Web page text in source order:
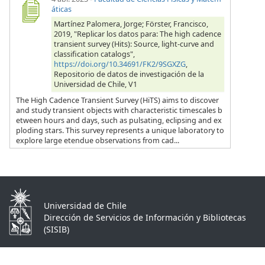
áticas
Martínez Palomera, Jorge; Förster, Francisco,
2019, "Replicar los datos para: The high cadence
transient survey (Hits): Source, light-curve and
classification catalogs",
https://doi.org/10.34691/FK2/9SGXZG,
Repositorio de datos de investigación de la
Universidad de Chile, V1
The High Cadence Transient Survey (HiTS) aims to discover
and study transient objects with characteristic timescales b
etween hours and days, such as pulsating, eclipsing and ex
ploding stars. This survey represents a unique laboratory to
explore large etendue observations from cad...
Universidad de Chile
Dirección de Servicios de Información y Bibliotecas
(SISIB)